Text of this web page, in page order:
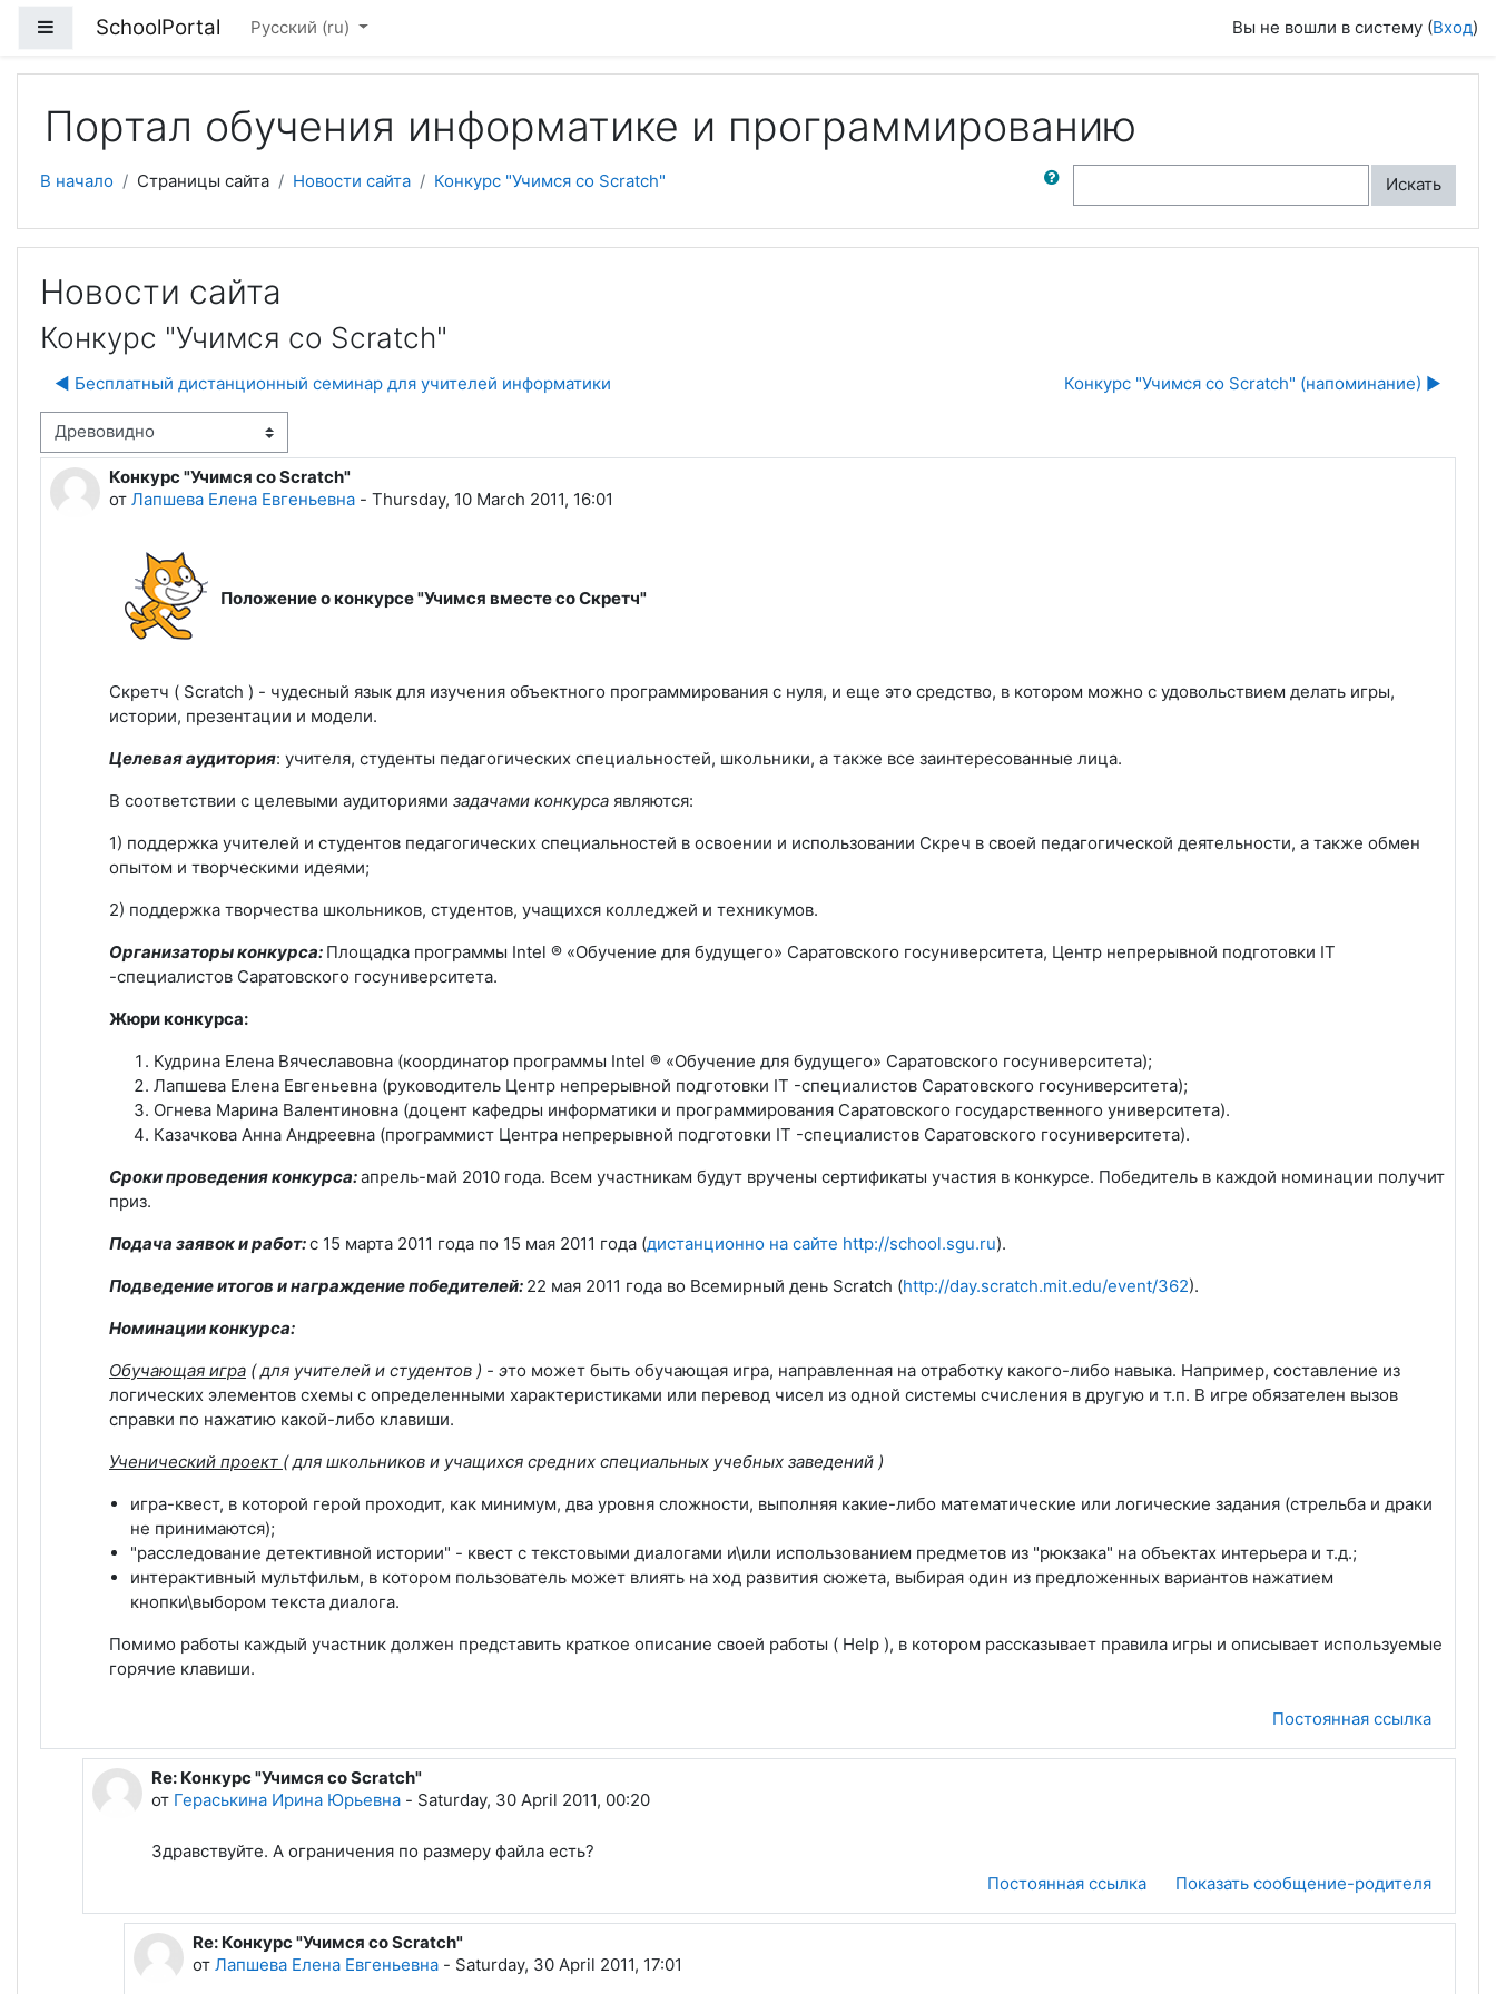
Боковая панель
SchoolPortal Русский ‎(ru)‎ Вы не вошли в систему (Вход)
Портал обучения информатике и программированию
В начало Страницы сайта Новости сайта Конкурс "Учимся со Scratch"
Поиск по форумам
Искать
Новости сайта
Конкурс "Учимся со Scratch"
◀︎ Бесплатный дистанционный семинар для учителей информатики Конкурс "Учимся со Scratch" (напоминание) ▶︎
отображения
Конкурс "Учимся со Scratch"
от Лапшева Елена Евгеньевна - Thursday, 10 March 2011, 16:01
Количество ответов: 2
Положение о конкурсе "Учимся вместе со Скретч"
Скретч ( Scratch ) - чудесный язык для изучения объектного программирования с нуля, и еще это средство, в котором можно с удовольствием делать игры,
истории, презентации и модели.
Целевая аудитория: учителя, студенты педагогических специальностей, школьники, а также все заинтересованные лица.
В соответствии с целевыми аудиториями задачами конкурса являются:
1) поддержка учителей и студентов педагогических специальностей в освоении и использовании Скреч в своей педагогической деятельности, а также обмен
опытом и творческими идеями;
2) поддержка творчества школьников, студентов, учащихся колледжей и техникумов.
Организаторы конкурса: Площадка программы Intel ® «Обучение для будущего» Саратовского госуниверситета, Центр непрерывной подготовки IT
-специалистов Саратовского госуниверситета.
Жюри конкурса:
Кудрина Елена Вячеславовна (координатор программы Intel ® «Обучение для будущего» Саратовского госуниверситета);
Лапшева Елена Евгеньевна (руководитель Центр непрерывной подготовки IT -специалистов Саратовского госуниверситета);
Огнева Марина Валентиновна (доцент кафедры информатики и программирования Саратовского государственного университета).
Казачкова Анна Андреевна (программист Центра непрерывной подготовки IT -специалистов Саратовского госуниверситета).
Сроки проведения конкурса:апрель-май 2010 года. Всем участникам будут вручены сертификаты участия в конкурсе. Победитель в каждой номинации получит
приз.
Подача заявок и работ:с 15 марта 2011 года по 15 мая 2011 года (дистанционно на сайте http://school.sgu.ru).
Подведение итогов и награждение победителей: 22 мая 2011 года во Всемирный день Scratch (http://day.scratch.mit.edu/event/362).
Номинации конкурса:
Обучающая игра ( для учителей и студентов ) - это может быть обучающая игра, направленная на отработку какого-либо навыка. Например, составление из
логических элементов схемы с определенными характеристиками или перевод чисел из одной системы счисления в другую и т.п. В игре обязателен вызов
справки по нажатию какой-либо клавиши.
Ученический проект ( для школьников и учащихся средних специальных учебных заведений )
игра-квест, в которой герой проходит, как минимум, два уровня сложности, выполняя какие-либо математические или логические задания (стрельба и драки
не принимаются);
"расследование детективной истории" - квест с текстовыми диалогами и\или использованием предметов из "рюкзака" на объектах интерьера и т.д.;
интерактивный мультфильм, в котором пользователь может влиять на ход развития сюжета, выбирая один из предложенных вариантов нажатием
кнопки\выбором текста диалога.
Помимо работы каждый участник должен представить краткое описание своей работы ( Help ), в котором рассказывает правила игры и описывает используемые
горячие клавиши.
Постоянная ссылка
В ответ на Лапшева Елена Евгеньевна
Re: Конкурс "Учимся со Scratch"
от Гераськина Ирина Юрьевна - Saturday, 30 April 2011, 00:20
Здравствуйте. А ограничения по размеру файла есть?
Постоянная ссылка
Показать сообщение-родителя
В ответ на Гераськина Ирина Юрьевна
Re: Конкурс "Учимся со Scratch"
отЛапшева Елена Евгеньевна - Saturday, 30 April 2011, 17:01